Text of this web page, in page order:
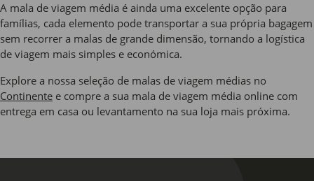
A mala de viagem média é ainda uma excelente opção para
famílias, cada elemento pode transportar a sua própria bagagem
sem recorrer a malas de grande dimensão, tornando a logística
de viagem mais simples e económica.
Explore a nossa seleção de malas de viagem médias no
Continente e compre a sua mala de viagem média online com
entrega em casa ou levantamento na sua loja mais próxima.